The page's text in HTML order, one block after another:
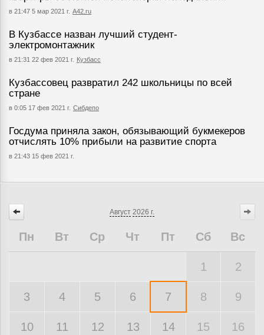
в 21:47 5 мар 2021 г. А42.ru
В Кузбассе назван лучший студент-
электромонтажник
в 21:31 22 фев 2021 г. Кузбасс
Кузбассовец развратил 242 школьницы по всей
стране
в 0:05 17 фев 2021 г. Сибдепо
Госдума приняла закон, обязывающий букмекеров
отчислять 10% прибыли на развитие спорта
в 21:43 15 фев 2021 г.
Август 2026 г.
Пн Вт Ср Чт Пт Сб Вс
1 2
3 4 5 6 7 8 9
10 11 12 13 14 15 16